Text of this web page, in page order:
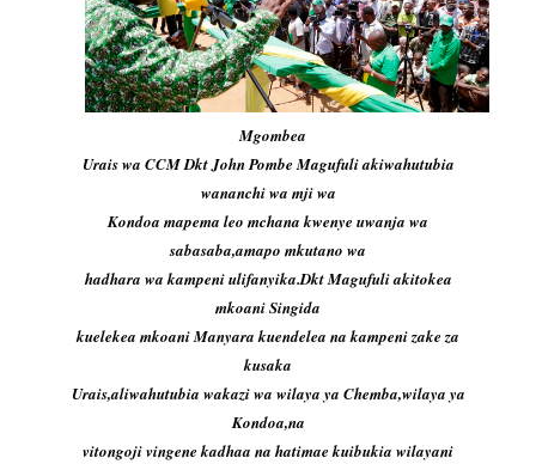
Mgombea
Urais wa CCM Dkt John Pombe Magufuli akiwahutubia
wananchi wa mji wa
Kondoa mapema leo mchana kwenye uwanja wa
sabasaba,amapo mkutano wa
hadhara wa kampeni ulifanyika.Dkt Magufuli akitokea
mkoani Singida
kuelekea mkoani Manyara kuendelea na kampeni zake za
kusaka
Urais,aliwahutubia wakazi wa wilaya ya Chemba,wilaya ya
Kondoa,na
vitongoji vingene kadhaa na hatimae kuibukia wilayani